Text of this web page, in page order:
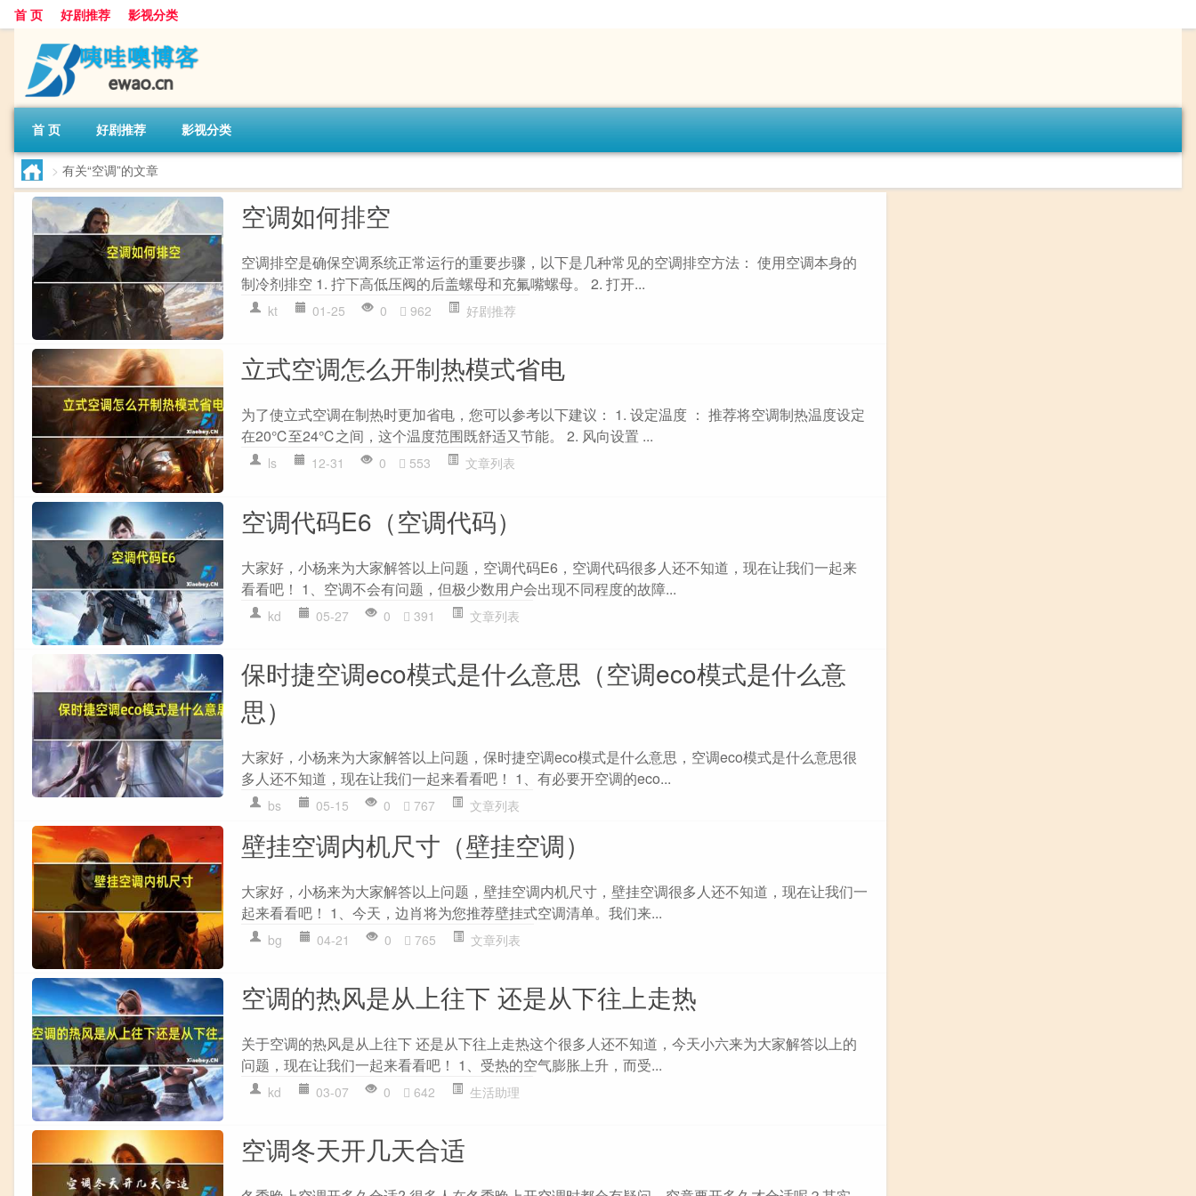
首 页 好剧推荐 影视分类
首 页 好剧推荐 影视分类
> 有关“空调”的文章
空调如何排空
空调排空是确保空调系统正常运行的重要步骤，以下是几种常见的空调排空方法： 使用空调本身的
制冷剂排空 1. 拧下高低压阀的后盖螺母和充氟嘴螺母。 2. 打开...
kt 01-25 0 962 好剧推荐
立式空调怎么开制热模式省电
为了使立式空调在制热时更加省电，您可以参考以下建议： 1. 设定温度 ： 推荐将空调制热温度设定
在20℃至24℃之间，这个温度范围既舒适又节能。 2. 风向设置 ...
ls 12-31 0 553 文章列表
空调代码E6（空调代码）
大家好，小杨来为大家解答以上问题，空调代码E6，空调代码很多人还不知道，现在让我们一起来
看看吧！ 1、空调不会有问题，但极少数用户会出现不同程度的故障...
kd 05-27 0 391 文章列表
保时捷空调eco模式是什么意思（空调eco模式是什么意
思）
大家好，小杨来为大家解答以上问题，保时捷空调eco模式是什么意思，空调eco模式是什么意思很
多人还不知道，现在让我们一起来看看吧！ 1、有必要开空调的eco...
bs 05-15 0 767 文章列表
壁挂空调内机尺寸（壁挂空调）
大家好，小杨来为大家解答以上问题，壁挂空调内机尺寸，壁挂空调很多人还不知道，现在让我们一
起来看看吧！ 1、今天，边肖将为您推荐壁挂式空调清单。我们来...
bg 04-21 0 765 文章列表
空调的热风是从上往下 还是从下往上走热
关于空调的热风是从上往下 还是从下往上走热这个很多人还不知道，今天小六来为大家解答以上的
问题，现在让我们一起来看看吧！ 1、受热的空气膨胀上升，而受...
kd 03-07 0 642 生活助理
空调冬天开几天合适